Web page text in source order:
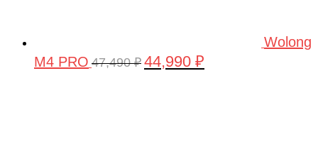
Wolong
M4 PRO 47,490₽ Первоначальная
44,990 ₽